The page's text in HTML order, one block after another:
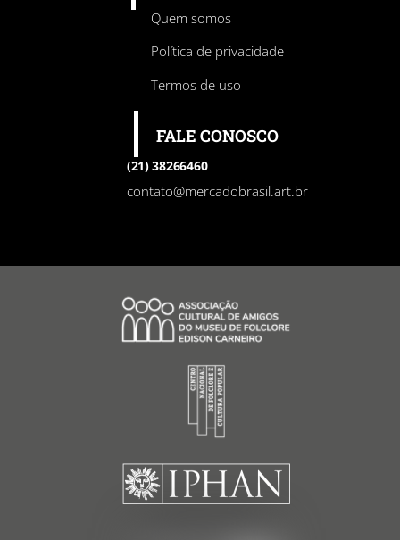
Quem somos
Política de privacidade
Termos de uso
FALE CONOSCO
(21) 38266460
contato@mercadobrasil.art.br